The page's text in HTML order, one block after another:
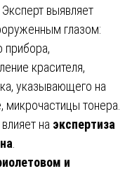
выявляет
глазом:
прибора,
красителя,
указывающего на
микрочастицы тонера.
на экспертиза
и